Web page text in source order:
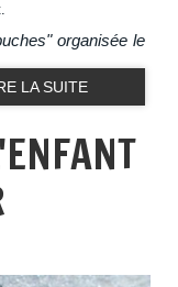
organisée le
LA SUITE